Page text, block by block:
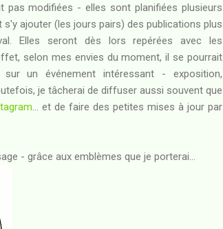
pas modifiées - elles sont planifiées plusieurs
ajouter (les jours pairs) des publications plus
Elles seront dès lors repérées avec les
selon mes envies du moment, il se pourrait
un événement intéressant - exposition,
je tâcherai de diffuser aussi souvent que
... et de faire des petites mises à jour par
- grâce aux emblèmes que je porterai...